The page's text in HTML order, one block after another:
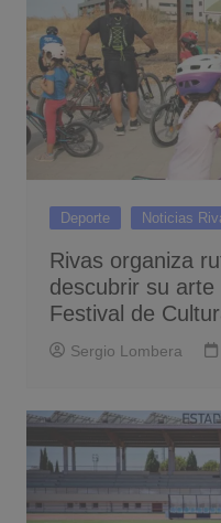
Deporte Noticias
Rivas organiza
descubrir su arte
Festival de
Sergio Lombera